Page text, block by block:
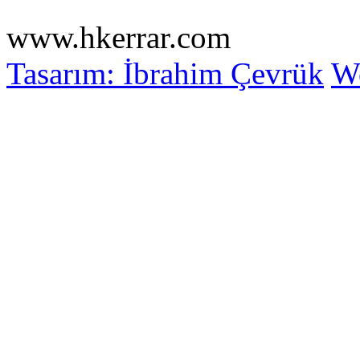
www.hkerrar.com
Tasarım: İbrahim Çevrük